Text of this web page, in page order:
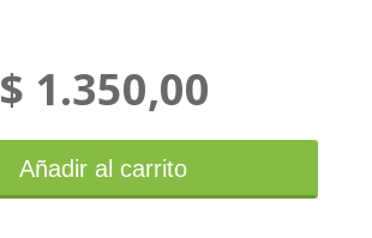
$ 1.350,00
Añadir al carrito